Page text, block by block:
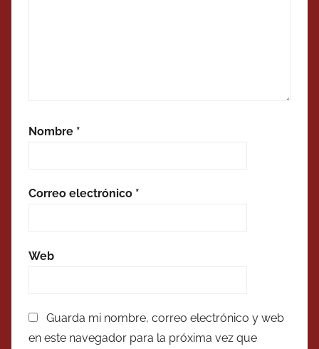
Nombre *
Correo electrónico *
Web
Guarda mi nombre, correo electrónico y web
en este navegador para la próxima vez que